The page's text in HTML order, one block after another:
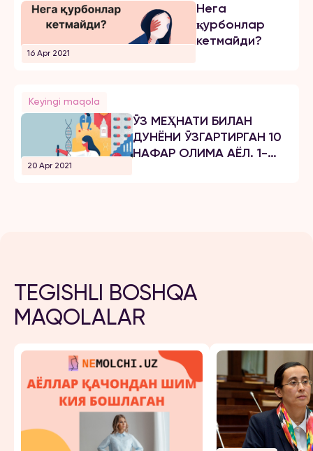
16 Apr 2021
Нега
қурбонлар
кетмайди?
Keyingi maqola
20 Apr 2021
ЎЗ МЕҲНАТИ БИЛАН
ДУНЁНИ ЎЗГАРТИРГАН 10
НАФАР ОЛИМА АЁЛ. 1-
TEGISHLI BOSHQA
MAQOLALAR